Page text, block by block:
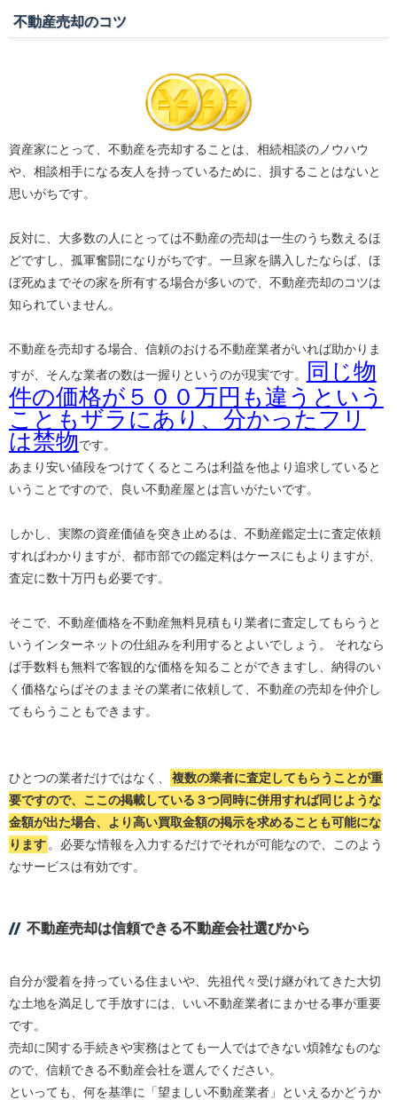
不動産売却のコツ
資産家にとって、不動産を売却することは、相続相談のノウハウ
や、相談相手になる友人を持っているために、損することはないと
思いがちです。
反対に、大多数の人にとっては不動産の売却は一生のうち数えるほ
どですし、孤軍奮闘になりがちです。一旦家を購入したならば、ほ
ぼ死ぬまでその家を所有する場合が多いので、不動産売却のコツは
知られていません。
不動産を売却する場合、信頼のおける不動産業者がいれば助かりま
すが、そんな業者の数は一握りというのが現実です。
同じ物
件の価格が５００万円も違うという
こともザラにあり、分かったフリ
は禁物です。
あまり安い値段をつけてくるところは利益を他より追求していると
いうことですので、良い不動産屋とは言いがたいです。
しかし、実際の資産価値を突き止めるは、不動産鑑定士に査定依頼
すればわかりますが、都市部での鑑定料はケースにもよりますが、
査定に数十万円も必要です。
そこで、不動産価格を不動産無料見積もり業者に査定してもらうと
いうインターネットの仕組みを利用するとよいでしょう。 それなら
ば手数料も無料で客観的な価格を知ることができますし、納得のい
く価格ならばそのままその業者に依頼して、不動産の売却を仲介し
てもらうこともできます。
ひとつの業者だけではなく、
複数の業者に査定してもらうことが重
要ですので、ここの掲載している３つ同時に併用すれば同じような
金額が出た場合、より高い買取金額の掲示を求めることも可能にな
ります 。必要な情報を入力するだけでそれが可能なので、このよう
なサービスは有効です。
不動産売却は信頼できる不動産会社選びから
自分が愛着を持っている住まいや、先祖代々受け継がれてきた大切
な土地を満足して手放すには、いい不動産業者にまかせる事が重要
です。
売却に関する手続きや実務はとても一人ではできない煩雑なものな
ので、信頼できる不動産会社を選んでください。
といっても、何を基準に「望ましい不動産業者」といえるかどうか